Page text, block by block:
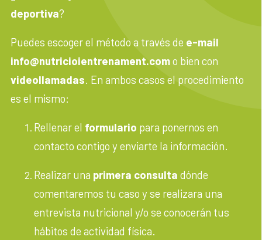
deportiva?
Puedes escoger el método a través de e-mail
info@nutricioientrenament.como bien con
videollamadas. En ambos casos el procedimiento
es el mismo:
Rellenar el formulario para ponernos en
contacto contigo y enviarte la información.
Realizar una primera consulta dónde
comentaremos tu caso y se realizara una
entrevista nutricional y/o se conocerán tus
hábitos de actividad física.